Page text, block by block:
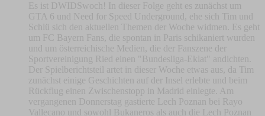
Es ist DWIDSwoch! In dieser Folge geht es zunächst um
GTA 6 und Need for Speed Underground, ehe sich Tim und
Schlü sich den aktuellen Themen der Woche widmen. Es geht
um FC Bayern Fans, die spontan in Paris schikaniert wurden
und um österreichische Medien, die der Fanszene der
Sportvereinigung Ried einen "Bundesliga-Eklat" andichten.
Der Spielberichtsteil artet in dieser Woche etwas aus, da Tim
zunächst einige Geschichten auf der Insel erlebte und beim
Rückflug einen Zwischenstopp in Madrid einlegte. Am
vergangenen Donnerstag gastierte Lech Poznan bei Rayo
Vallecano und sowohl Bukaneros als auch die Lech Poznan